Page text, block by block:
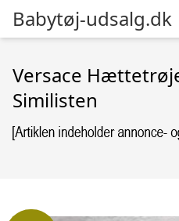
Babytøj-udsalg.dk
Versace
Similisten